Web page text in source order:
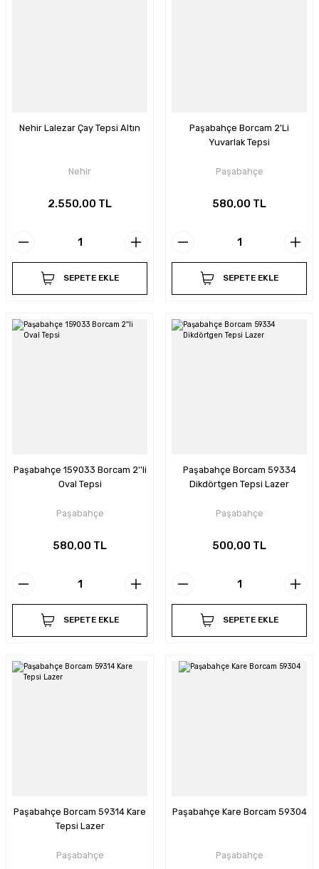
Nehir Lalezar Çay Tepsi Altın
Nehir
2.550,00 TL
SEPETE EKLE
Paşabahçe Borcam 2'Li
Yuvarlak Tepsi
Paşabahçe
580,00 TL
SEPETE EKLE
Paşabahçe 159033 Borcam 2''li
Oval Tepsi
Paşabahçe
580,00 TL
SEPETE EKLE
Paşabahçe Borcam 59334
Dikdörtgen Tepsi Lazer
Paşabahçe
500,00 TL
SEPETE EKLE
Paşabahçe Borcam 59314 Kare
Tepsi Lazer
Paşabahçe
Paşabahçe Kare Borcam 59304
Paşabahçe